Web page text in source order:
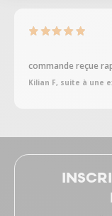
commande reçue
Kilian F, suite à une